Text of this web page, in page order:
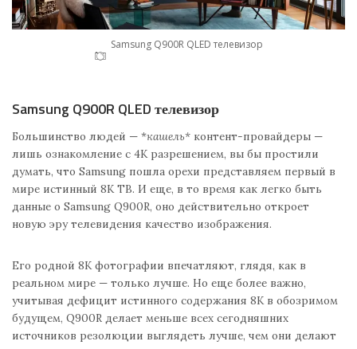
Samsung Q900R QLED телевизор
Samsung Q900R QLED телевизор
Большинство людей — *кашель* контент-провайдеры —
лишь ознакомление с 4К разрешением, вы бы простили
думать, что Samsung пошла орехи представляем первый в
мире истинный 8K ТВ. И еще, в то время как легко быть
данные о Samsung Q900R, оно действительно откроет
новую эру телевидения качество изображения.
Его родной 8К фотографии впечатляют, глядя, как в
реальном мире — только лучше. Но еще более важно,
учитывая дефицит истинного содержания 8К в обозримом
будущем, Q900R делает меньше всех сегодняшних
источников резолюции выглядеть лучше, чем они делают